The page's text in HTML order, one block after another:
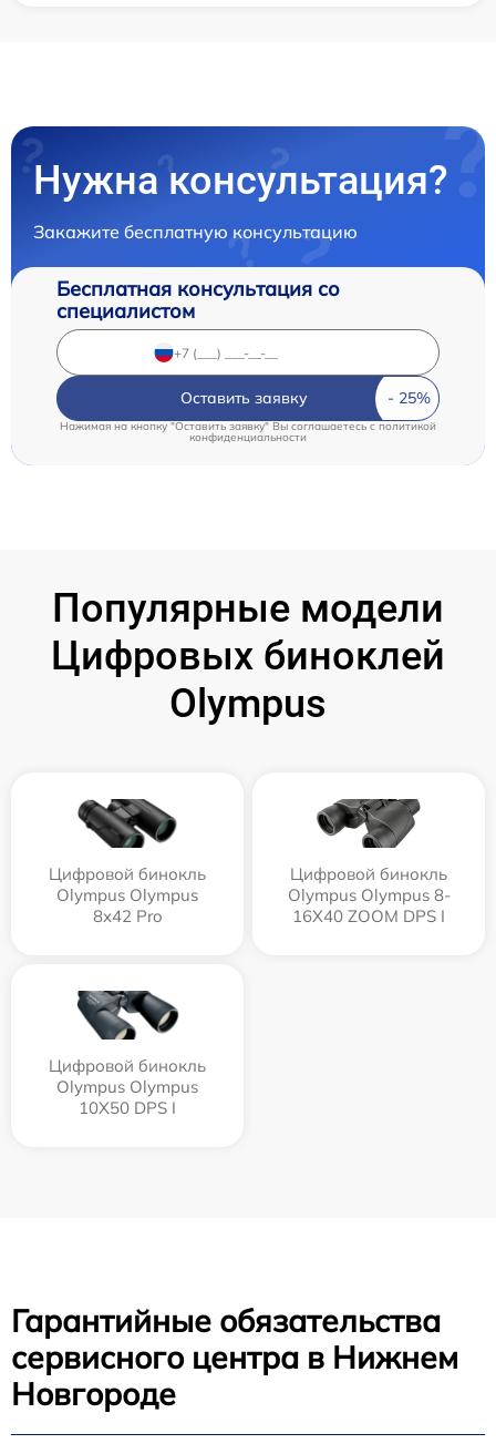
Нужна консультация?
Закажите бесплатную консультацию
Бесплатная консультация со
специалистом
Оставить заявку
Нажимая на кнопку "Оставить заявку" Вы соглашаетесь c политикой
конфиденциальности
Популярные модели
Цифровых биноклей
Olympus
Цифровой бинокль
Olympus Olympus
8x42 Pro
Цифровой бинокль
Olympus Olympus 8-
16X40 ZOOM DPS I
Цифровой бинокль
Olympus Olympus
10X50 DPS I
Гарантийные обязательства
сервисного центра в Нижнем
Новгороде